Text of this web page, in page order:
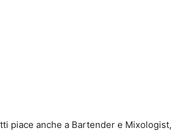
piace anche a Bartender e Mixologist,